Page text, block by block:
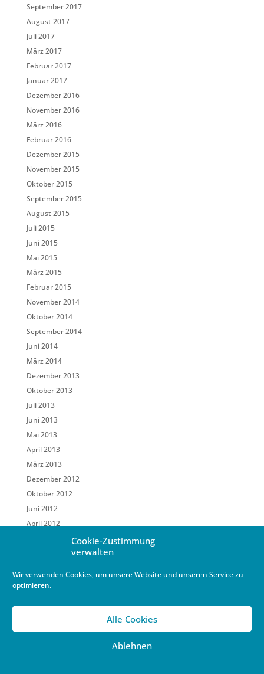
Cookie-Zustimmung
verwalten
Wir verwenden Cookies, um unsere Website und unseren Service zu
optimieren.
Alle Cookies
Ablehnen
September 2017
August 2017
Juli 2017
März 2017
Februar 2017
Januar 2017
Dezember 2016
November 2016
März 2016
Februar 2016
Dezember 2015
November 2015
Oktober 2015
September 2015
August 2015
Juli 2015
Juni 2015
Mai 2015
März 2015
Februar 2015
November 2014
Oktober 2014
September 2014
Juni 2014
März 2014
Dezember 2013
Oktober 2013
Juli 2013
Juni 2013
Mai 2013
April 2013
März 2013
Dezember 2012
Oktober 2012
Juni 2012
April 2012
November 2011